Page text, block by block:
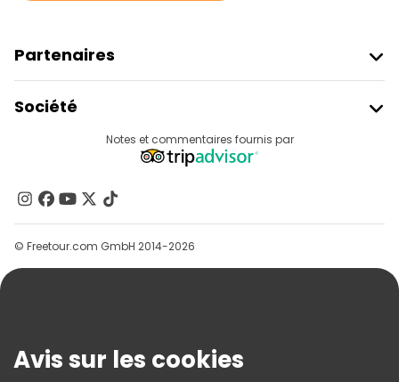
Partenaires
Connexion Du Fournisseur
Programme D’affiliation
Société
Contactez-Nous
Groupes
Aide
Conditions Générales Et Mentions Légales
Notes et commentaires fournis par
© Freetour.com GmbH 2014-2026
Avis sur les cookies